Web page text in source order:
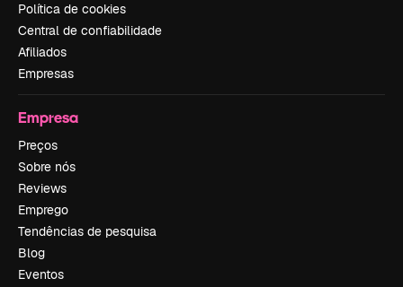
Política de cookies
Central de confiabilidade
Afiliados
Empresas
Empresa
Preços
Sobre nós
Reviews
Emprego
Tendências de pesquisa
Blog
Eventos